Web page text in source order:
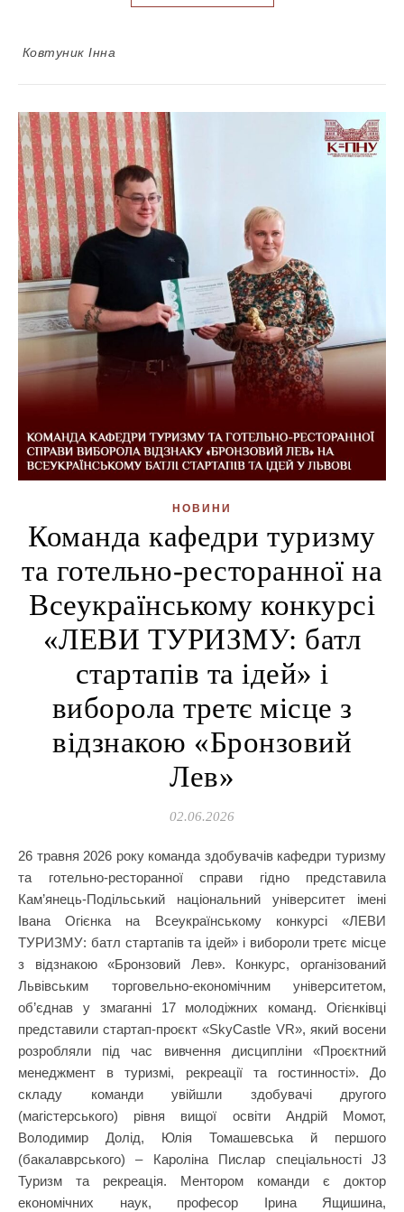
Ковтуник Інна
НОВИНИ
Команда кафедри туризму
та готельно-ресторанної на
Всеукраїнському конкурсі
«ЛЕВИ ТУРИЗМУ: батл
стартапів та ідей» і
виборола третє місце з
відзнакою «Бронзовий
Лев»
02.06.2026
26 травня 2026 року команда здобувачів кафедри туризму
та готельно-ресторанної справи гідно представила
Кам’янець-Подільський національний університет імені
Івана Огієнка на Всеукраїнському конкурсі «ЛЕВИ
ТУРИЗМУ: батл стартапів та ідей» і вибороли третє місце
з відзнакою «Бронзовий Лев». Конкурс, організований
Львівським торговельно-економічним університетом,
об’єднав у змаганні 17 молодіжних команд. Огієнківці
представили стартап-проєкт «SkyCastle VR», який восени
розробляли під час вивчення дисципліни «Проєктний
менеджмент в туризмі, рекреації та гостинності». До
складу команди увійшли здобувачі другого
(магістерського) рівня вищої освіти Андрій Момот,
Володимир Долід, Юлія Томашевська й першого
(бакалаврського) – Кароліна Пислар спеціальності J3
Туризм та рекреація. Ментором команди є доктор
економічних наук, професор Ірина Ящишина,